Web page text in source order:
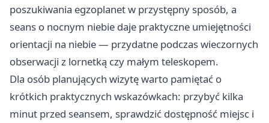
poszukiwania egzoplanet w przystępny sposób, a
seans o nocnym niebie daje praktyczne umiejętności
orientacji na niebie — przydatne podczas wieczornych
obserwacji z lornetką czy małym teleskopem.
Dla osób planujących wizytę warto pamiętać o
krótkich praktycznych wskazówkach: przybyć kilka
minut przed seansem, sprawdzić dostępność miejsc i